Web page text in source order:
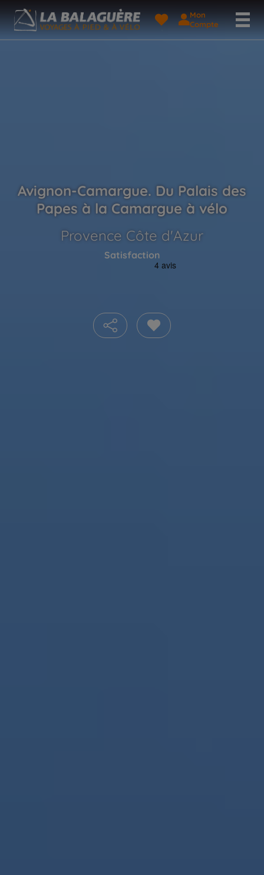
Mon
Compte
Avignon-Camargue. Du Palais des
Papes à la Camargue à vélo
Provence Côte d'Azur
Satisfaction